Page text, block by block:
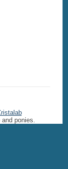
ponies.